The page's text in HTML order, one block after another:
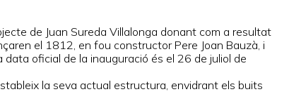
de Juan Sureda Villalonga donant com a resultat
el 1812, en fou constructor Pere Joan Bauzà, i
oficial de la inauguració és el 26 de juliol de
la seva actual estructura, envidrant els buits